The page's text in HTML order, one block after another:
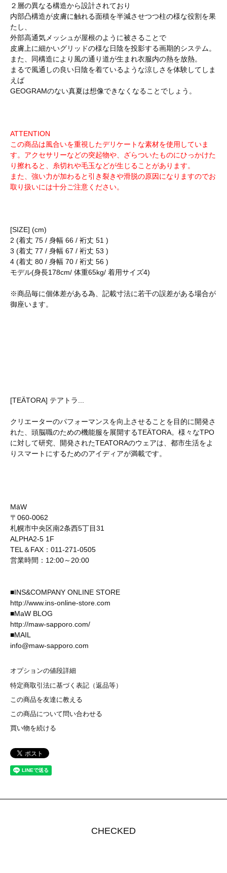
２層の異なる構造から設計されており
内部凸構造が皮膚に触れる面積を半減させつつ柱の様な役割を果
たし、
外部高通気メッシュが屋根のように被さることで
皮膚上に細かいグリッドの様な日陰を投影する画期的システム。
また、同構造により風の通り道が生まれ衣服内の熱を放熱。
まるで風通しの良い日陰を着ているような涼しさを体験してしま
えば
GEOGRAMのない真夏は想像できなくなることでしょう。
ATTENTION
この商品は風合いを重視したデリケートな素材を使用していま
す。アクセサリーなどの突起物や、ざらついたものにひっかけた
り擦れると、糸切れや毛玉などが生じることがあります。
また、強い力が加わると引き裂きや滑脱の原因になりますのでお
取り扱いには十分ご注意ください。
[SIZE] (cm)
2 (着丈 75 / 身幅 66 / 裄丈 51 )
3 (着丈 77 / 身幅 67 / 裄丈 53 )
4 (着丈 80 / 身幅 70 / 裄丈 56 )
モデル(身長178cm/ 体重65kg/ 着用サイズ4)
※商品毎に個体差がある為、記載寸法に若干の誤差がある場合が
御座います。
[TEÄTORA] テアトラ...
クリエーターのパフォーマンスを向上させることを目的に開発さ
れた、頭脳職のための機能服を展開するTEÄTORA。様々なTPO
に対して研究、開発されたTEATORAのウェアは、都市生活をよ
りスマートにするためのアイディアが満載です。
MāW
〒060-0062
札幌市中央区南2条西5丁目31
ALPHA2-5 1F
TEL＆FAX：011-271-0505
営業時間：12:00～20:00
■INS&COMPANY ONLINE STORE
http://www.ins-online-store.com
■MaW BLOG
http://maw-sapporo.com/
■MAIL
info@maw-sapporo.com
オプションの値段詳細
特定商取引法に基づく表記（返品等）
この商品を友達に教える
この商品について問い合わせる
買い物を続ける
CHECKED